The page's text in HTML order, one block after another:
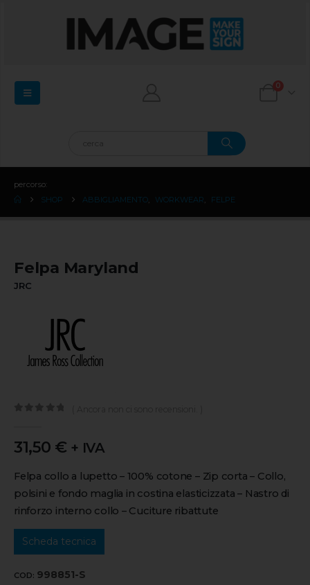
0
percorso:
SHOP
ABBIGLIAMENTO WORKWEAR FELPE
Felpa Maryland
JRC
31,50 € + IVA
Felpa collo a lupetto – 100% cotone – Zip corta – Collo,
polsini e fondo maglia in costina elasticizzata – Nastro di
rinforzo interno collo – Cuciture ribattute
Scheda tecnica
COD: 998851-S